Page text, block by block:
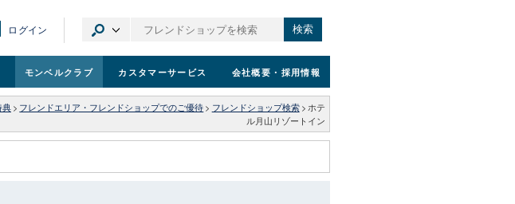
ログイン 検索
モンベルクラブ カスタマーサービス 会社概要 ・採用情報
典 > フレンドエリア・フレンドショップでのご優待 > フレンドショップ検索 > ホテ
ル月山リゾートイン